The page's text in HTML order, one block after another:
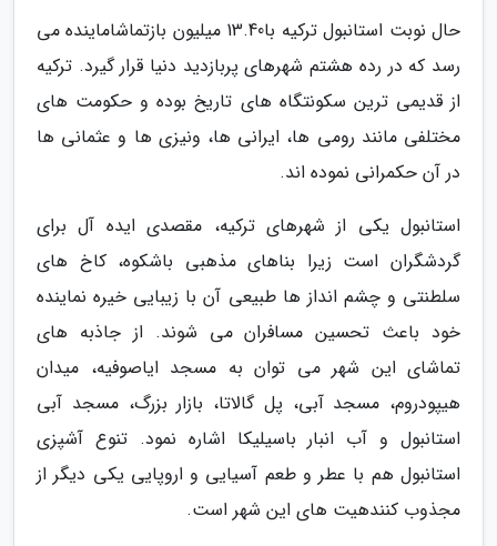
حال نوبت استانبول ترکیه با13.40 میلیون بازتماشاماینده می
رسد که در رده هشتم شهرهای پربازدید دنیا قرار گیرد. ترکیه
از قدیمی ترین سکونتگاه های تاریخ بوده و حکومت های
مختلفی مانند رومی ها، ایرانی ها، ونیزی ها و عثمانی ها
در آن حکمرانی نموده اند.
استانبول یکی از شهرهای ترکیه، مقصدی ایده آل برای
گردشگران است زیرا بناهای مذهبی باشکوه، کاخ های
سلطنتی و چشم انداز ها طبیعی آن با زیبایی خیره نماینده
خود باعث تحسین مسافران می شوند. از جاذبه های
تماشای این شهر می توان به مسجد ایاصوفیه، میدان
هیپودروم، مسجد آبی، پل گالاتا، بازار بزرگ، مسجد آبی
استانبول و آب انبار باسیلیکا اشاره نمود. تنوع آشپزی
استانبول هم با عطر و طعم آسیایی و اروپایی یکی دیگر از
مجذوب کنندهیت های این شهر است.